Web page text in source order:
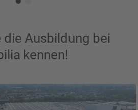
die Ausbildung bei
kennen!